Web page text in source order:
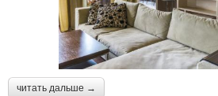
читать дальше →